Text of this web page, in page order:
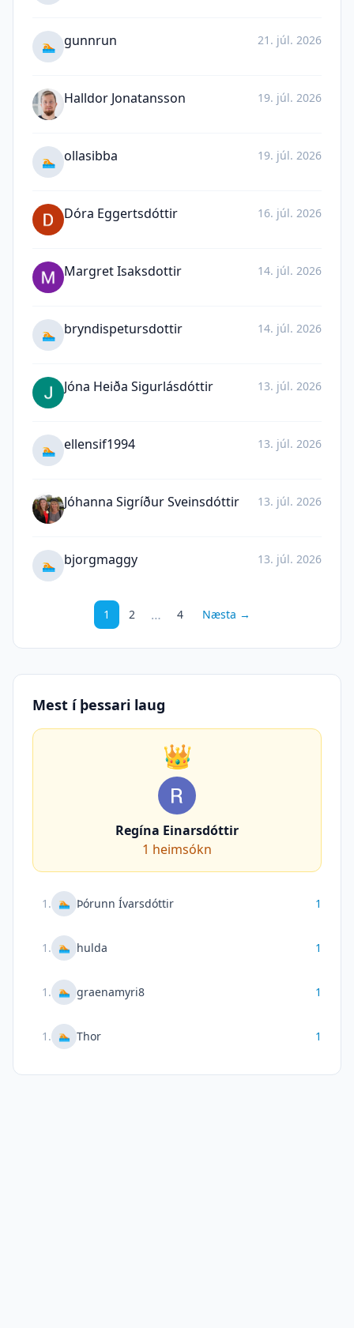
🏊 gunnrun 21. júl. 2026
Halldor Jonatansson 19. júl. 2026
🏊 ollasibba 19. júl. 2026
Dóra Eggertsdóttir 16. júl. 2026
Margret Isaksdottir 14. júl. 2026
🏊 bryndispetursdottir 14. júl. 2026
Jóna Heiða Sigurlásdóttir 13. júl. 2026
🏊 ellensif1994 13. júl. 2026
Jóhanna Sigríður Sveinsdóttir 13. júl. 2026
🏊 bjorgmaggy 13. júl. 2026
1 2 … 4 Næsta →
Mest í þessari laug
👑
Regína Einarsdóttir
1 heimsókn
1 . 🏊 Þórunn Ívarsdóttir 1
1 . 🏊 hulda 1
1 . 🏊 graenamyri8 1
1 . 🏊 Thor 1